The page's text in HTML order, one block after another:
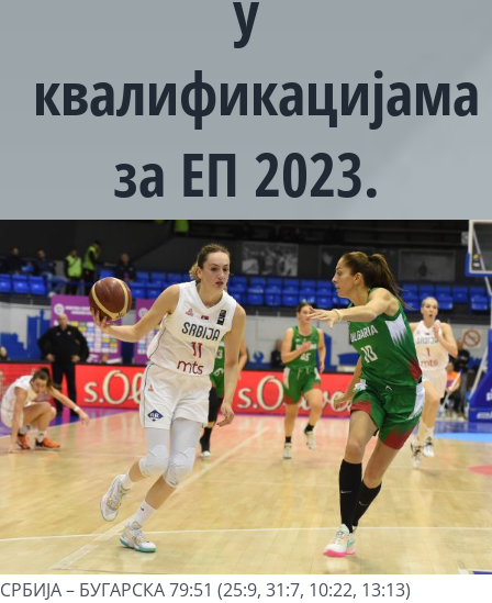
квалификацијама
за ЕП 2023.
Larger
Image
СРБИЈА – БУГАРСКА 79:51 (25:9, 31:7, 10:22, 13:13)